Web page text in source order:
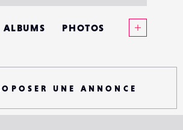
ALBUMS PHOTOS
CONTACTS
UNE ANNONCE